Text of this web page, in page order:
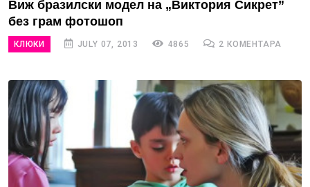
Виж бразилски модел на „Виктория Сикрет”
без грам фотошоп
КЛЮКИ JULY 07, 2013 4865 2 КОМЕНТАРА